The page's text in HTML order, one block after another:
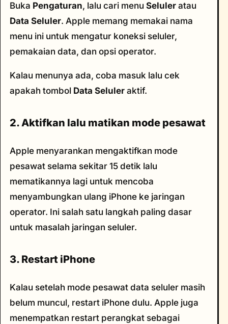
Buka Pengaturan, lalu cari menu Seluler atau
Data Seluler. Apple memang memakai nama
menu ini untuk mengatur koneksi seluler,
pemakaian data, dan opsi operator.
Kalau menunya ada, coba masuk lalu cek
apakah tombol Data Seluler aktif.
2. Aktifkan lalu matikan mode pesawat
Apple menyarankan mengaktifkan mode
pesawat selama sekitar 15 detik lalu
mematikannya lagi untuk mencoba
menyambungkan ulang iPhone ke jaringan
operator. Ini salah satu langkah paling dasar
untuk masalah jaringan seluler.
3. Restart iPhone
Kalau setelah mode pesawat data seluler masih
belum muncul, restart iPhone dulu. Apple juga
menempatkan restart perangkat sebagai